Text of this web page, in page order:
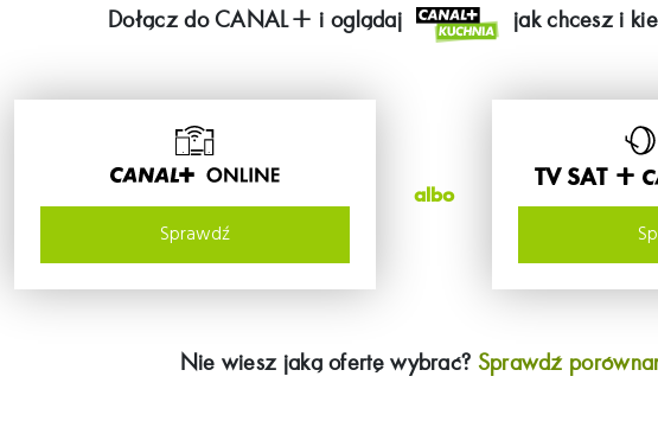
Dołącz doCANAL+ i oglądaj jak chcesz i
Sprawdź
albo
TV SAT +
Nie wiesz jaką ofertę wybrać? Sprawdź